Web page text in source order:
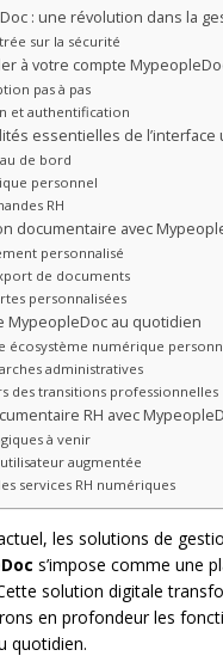
: une révolution dans la
sur la sécurité
à votre compte
pas à pas
et authentification
essentielles de l’interface
de bord
personnel
RH
documentaire avec
personnalisé
de documents
personnalisées
MypeopleDoc au quotidien
écosystème numérique
administratives
des transitions professionnelles
RH avec
à venir
augmentée
services RH numériques
les solutions de
s’impose comme une
solution digitale
en profondeur les
quotidien.